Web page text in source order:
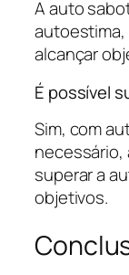
A auto
alcançar
É possível
Sim, com
necessário,
superar a
objetivos.